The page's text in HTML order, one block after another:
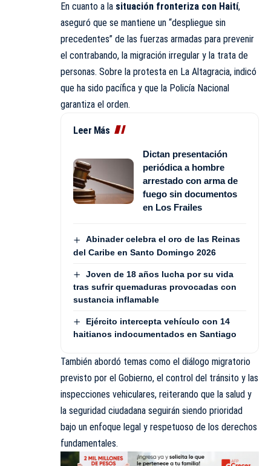
En cuanto a la situación fronteriza con Haití,
aseguró que se mantiene un “despliegue sin
precedentes” de las fuerzas armadas para prevenir
el contrabando, la migración irregular y la trata de
personas. Sobre la protesta en La Altagracia, indicó
que ha sido pacífica y que la Policía Nacional
garantiza el orden.
Leer Más
Dictan presentación
periódica a hombre
arrestado con arma de
fuego sin documentos
en Los Frailes
Abinader celebra el oro de las Reinas
del Caribe en Santo Domingo 2026
Joven de 18 años lucha por su vida
tras sufrir quemaduras provocadas con
sustancia inflamable
Ejército intercepta vehículo con 14
haitianos indocumentados en Santiago
También abordó temas como el diálogo migratorio
previsto por el Gobierno, el control del tránsito y las
inspecciones vehiculares, reiterando que la salud y
la seguridad ciudadana seguirán siendo prioridad
bajo un enfoque legal y respetuoso de los derechos
fundamentales.